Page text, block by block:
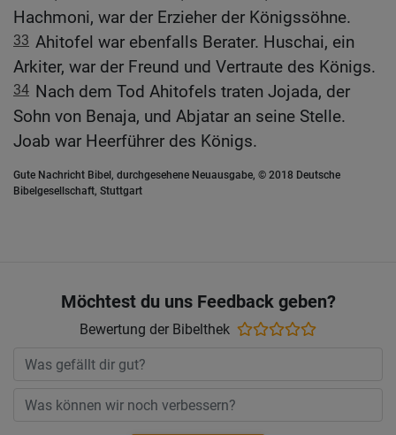
Hachmoni, war der Erzieher der Königssöhne.
33 Ahitofel war ebenfalls Berater. Huschai, ein
Arkiter, war der Freund und Vertraute des Königs.
34 Nach dem Tod Ahitofels traten Jojada, der
Sohn von Benaja, und Abjatar an seine Stelle.
Joab war Heerführer des Königs.
Gute Nachricht Bibel, durchgesehene Neuausgabe, © 2018 Deutsche
Bibelgesellschaft, Stuttgart
Möchtest du uns Feedback geben?
Bewertung der Bibelthek